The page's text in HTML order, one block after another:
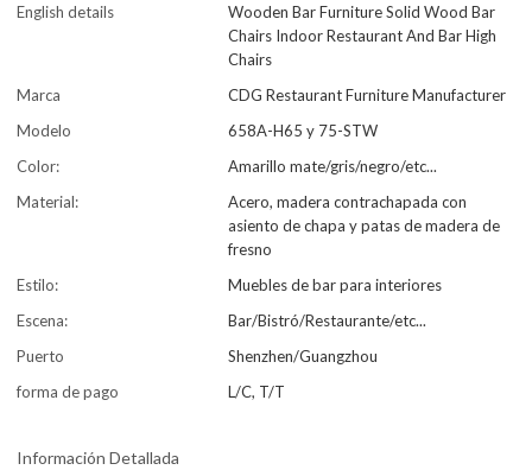
English details
Wooden Bar Furniture Solid Wood Bar
Chairs Indoor Restaurant And Bar High
Chairs
Marca
CDG Restaurant Furniture Manufacturer
Modelo
658A-H65 y 75-STW
Color:
Amarillo mate/gris/negro/etc...
Material:
Acero, madera contrachapada con
asiento de chapa y patas de madera de
fresno
Estilo:
Muebles de bar para interiores
Escena:
Bar/Bistró/Restaurante/etc...
Puerto
Shenzhen/Guangzhou
forma de pago
L/C, T/T
Información Detallada